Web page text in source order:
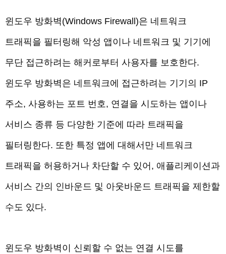
윈도우 방화벽(Windows Firewall)은 네트워크
트래픽을 필터링해 악성 앱이나 네트워크 및 기기에
무단 접근하려는 해커로부터 사용자를 보호한다.
윈도우 방화벽은 네트워크에 접근하려는 기기의 IP
주소, 사용하는 포트 번호, 연결을 시도하는 앱이나
서비스 종류 등 다양한 기준에 따라 트래픽을
필터링한다. 또한 특정 앱에 대해서만 네트워크
트래픽을 허용하거나 차단할 수 있어, 애플리케이션과
서비스 간의 인바운드 및 아웃바운드 트래픽을 제한할
수도 있다.
윈도우 방화벽이 신뢰할 수 없는 연결 시도를